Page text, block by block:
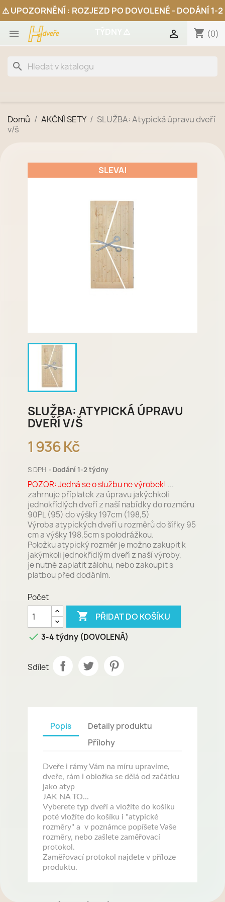
 shopping_cart (0)

search
Domů AKČNÍ SETY
SLUŽBA: Atypická úpravu dveří
v/š
SLEVA!
SLUŽBA: ATYPICKÁ ÚPRAVU
DVEŘÍ V/Š
1 936 Kč
S DPH Dodání 1-2 týdny
POZOR: Jedná se o službu ne výrobek! ...
zahrnuje příplatek za úpravu jakýchkoli
jednokřídlých dveří z naší nabídky do rozměru
90PL (95) do výšky 197cm (198,5)
Výroba atypických dveří u rozměrů do šířky 95
cm a výšky 198,5cm s polodrážkou.
Položku atypický rozměr je možno zakupit k
jakýmkoli jednokřídlým dveří z naší výroby,
je nutné zaplatit zálohu, nebo zakoupit s
platbou před dodáním.
Počet
 PŘIDAT DO KOŠÍKU
 3-4 týdny (DOVOLENÁ)
Sdílet
Popis
Detaily produktu
Přílohy
Dveře i rámy Vám na míru upravíme,
dveře, rám i obložka se dělá od začátku
jako atyp
JAK NA TO...
Vyberete typ dveří a vložíte do košíku
poté vložíte do košíku i "atypické
rozměry" a v poznámce popíšete Vaše
rozměry, nebo zašlete zaměřovací
protokol.
Zaměřovací protokol najdete v příloze
produktu.